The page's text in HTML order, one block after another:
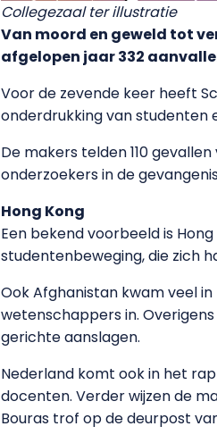
Collegezaal ter illustratie
Van moord en geweld tot
afgelopen jaar 332
Voor de zevende keer heeft
onderdrukking van studenten
De makers telden 110
onderzoekers in de
Hong Kong
Een bekend voorbeeld is
studentenbeweging, die zich
Ook Afghanistan kwam veel
wetenschappers in.
gerichte aanslagen.
Nederland komt ook in het
docenten. Verder wijzen de
Bouras trof op de deurpost